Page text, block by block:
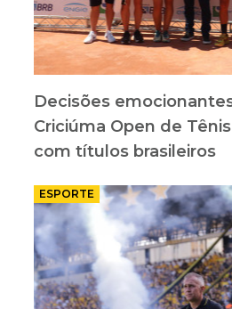
Decisões
Criciúma Open de
com títulos brasileiros
ESPORTE